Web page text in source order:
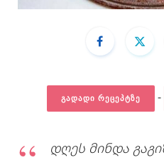
ᲒᲐᲓᲐᲓᲘ ᲠᲔᲪᲔᲞᲢᲖᲔ -
დღეს მინდა